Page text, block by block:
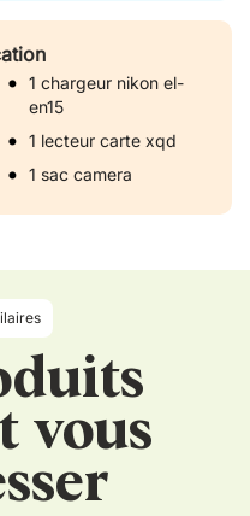
1 chargeur nikon el-
en15
1 lecteur carte xqd
1 sac camera
vous